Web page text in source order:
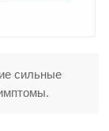
сильные